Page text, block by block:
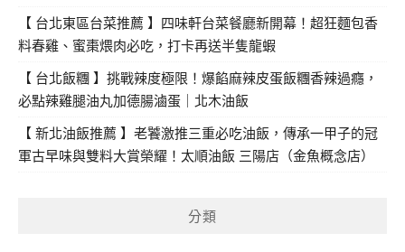
【 台北東區台菜推薦 】四味軒台菜餐廳新開幕！超狂麵包香
料春雞、蜜棗煨肉必吃，打卡再送半隻龍蝦
【 台北飯糰 】挑戰辣度極限！爆餡麻辣皮蛋飯糰香辣過癮，
必點辣雞腿油丸加德腸滷蛋｜北木油飯
【 新北油飯推薦 】老饕激推三重必吃油飯，傳承一甲子的冠
軍古早味與雙料大賞榮耀！太順油飯 三陽店（金魚概念店）
分類